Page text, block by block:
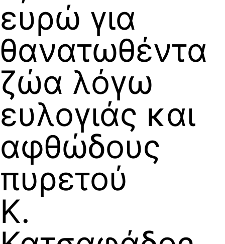
ευρώ για
θανατωθέντα
ζώα λόγω
ευλογιάς και
αφθώδους
πυρετού
Κ.